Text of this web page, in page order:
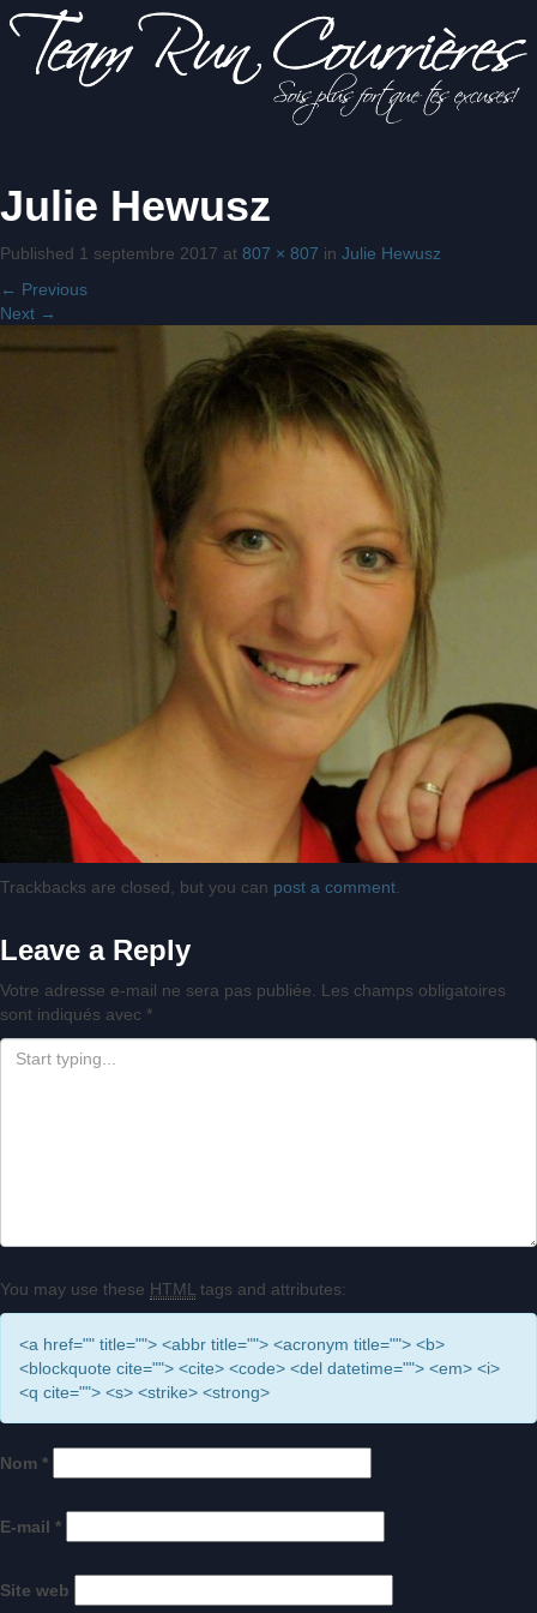
Team Run
Courrières
plus fort
que tes
excuses!
Julie Hewusz
Published 1 septembre 2017 at 807 × 807 in Julie Hewusz
← Previous
Next →
Trackbacks are closed, but you can post a comment
Leave a Reply
Votre adresse e-mail ne sera pas publiée.
Les champs obligatoires
sont indiqués avec *
You may use these HTML tags and attributes:
<a href="" title=""> <abbr title=""> <acronym title=""> <b>
<blockquote cite=""> <cite> <code> <del datetime=""> <em> <i>
<q cite=""> <s> <strike> <strong>
Nom *
E-mail *
Site web